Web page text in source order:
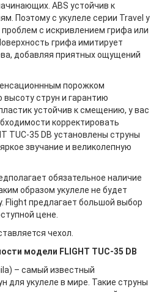
ABS устойчив к
Поэтому с укулеле серии Travel у
проблем с искривлением грифа или
грифа имитирует
добавляя приятных ощущений
порожком
струн и гарантию
устойчив к смещению, у вас
корректировать
TUC-35 DB установлены струны
звучание и великолепную
обязательное наличие
образом укулеле не будет
Flight предлагает большой выбор
цене.
чехол.
модели FLIGHT TUC-35 DB
– самый известный
для укулеле в мире. Такие струны